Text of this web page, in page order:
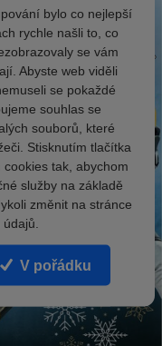
bylo co nejlepší
rychle našli to, co
se vám
Abyste web viděli
se pokaždé
souhlas se
souborů, které
Stisknutím tlačítka
cookies tak, abychom
služby na základě
změnit na stránce
V pořádku